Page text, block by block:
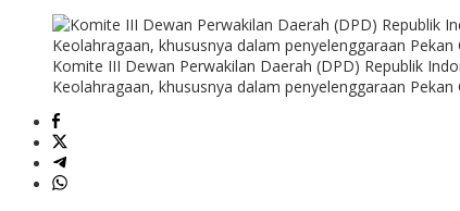
Komite III Dewan Perwakilan Daerah (DPD) Republik
Keolahragaan, khususnya dalam penyelenggaraan